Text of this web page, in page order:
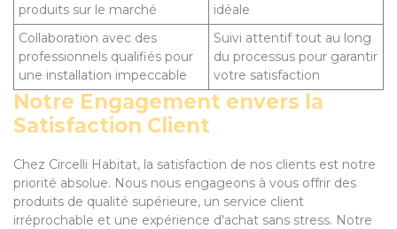
produits sur le marché
idéale
Collaboration avec des
professionnels qualifiés pour
une installation impeccable
Suivi attentif tout au long
du processus pour garantir
votre satisfaction
Notre Engagement envers la
Satisfaction Client
Chez Circelli Habitat, la satisfaction de nos clients est notre
priorité absolue. Nous nous engageons à vous offrir des
produits de qualité supérieure, un service client
irréprochable et une expérience d'achat sans stress. Notre